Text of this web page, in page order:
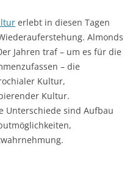
erlebt in diesen Tagen
Almonds
Jahren traf – um es für die
– die
Kultur,
Kultur.
Unterschiede sind Aufbau